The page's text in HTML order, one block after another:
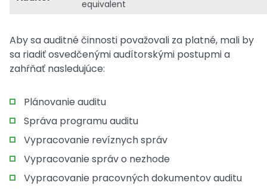
equivalent
Aby sa auditné činnosti považovali za platné, mali by
sa riadiť osvedčenými audítorskými postupmi a
zahŕňať nasledujúce:
Plánovanie auditu
Správa programu auditu
Vypracovanie revíznych správ
Vypracovanie správ o nezhode
Vypracovanie pracovných dokumentov auditu